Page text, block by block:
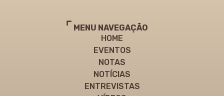
MENU NAVEGAÇÃO
HOME
EVENTOS
NOTAS
NOTÍCIAS
ENTREVISTAS